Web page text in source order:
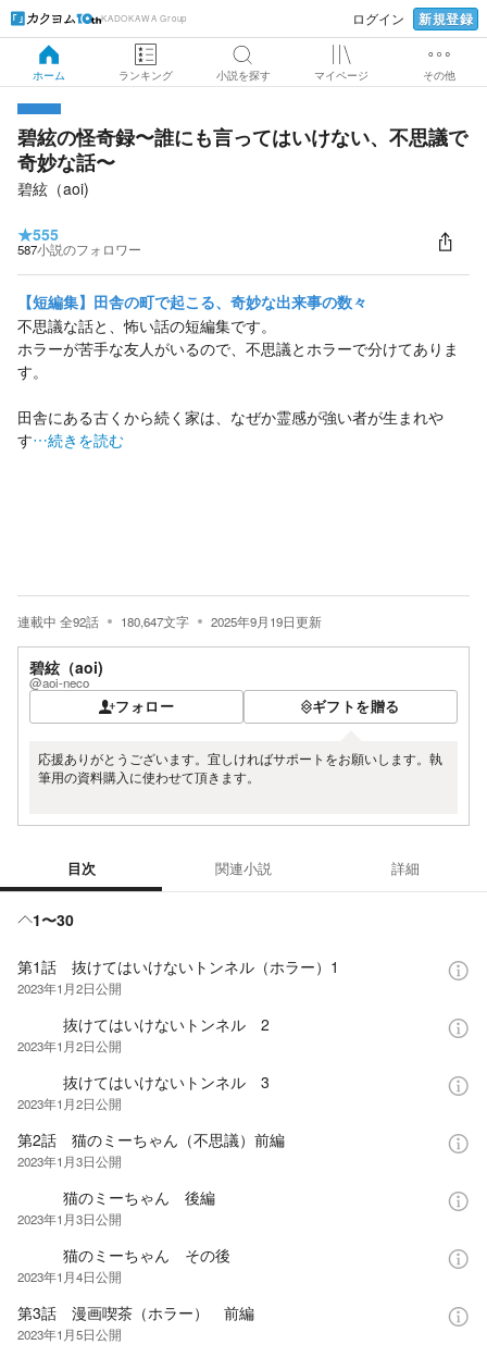
KADOKAWA Group ログイン 新規登録
ホーム ランキング 小説を探す マイページ その他
碧絃の怪奇録〜誰にも言ってはいけない、不思議で
奇妙な話〜
碧絃（aoi)
★555
587小説のフォロワー
【短編集】田舎の町で起こる、奇妙な出来事の数々
不思議な話と、怖い話の短編集です。
ホラーが苦手な友人がいるので、不思議とホラーで分けてありま
す。
田舎にある古くから続く家は、なぜか霊感が強い者が生まれや
す…続きを読む
連載中 全92話 180,647文字 2025年9月19日更新
碧絃（aoi)
@aoi-neco
フォロー ギフトを贈る
応援ありがとうございます。宜しければサポートをお願いします。執
筆用の資料購入に使わせて頂きます。
目次 関連小説 詳細
1〜30
第1話 抜けてはいけないトンネル（ホラー）1
2023年1月2日公開
抜けてはいけないトンネル 2
2023年1月2日公開
抜けてはいけないトンネル 3
2023年1月2日公開
第2話 猫のミーちゃん（不思議）前編
2023年1月3日公開
猫のミーちゃん 後編
2023年1月3日公開
猫のミーちゃん その後
2023年1月4日公開
第3話 漫画喫茶（ホラー） 前編
2023年1月5日公開